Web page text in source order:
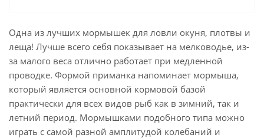
Одна из лучших мормышек для ловли окуня, плотвы и
леща! Лучше всего себя показывает на мелководье, из-
за малого веса отлично работает при медленной
проводке. Формой приманка напоминает мормыша,
который является основной кормовой базой
практически для всех видов рыб как в зимний, так и
летний период. Мормышками подобного типа можно
играть с самой разной амплитудой колебаний и